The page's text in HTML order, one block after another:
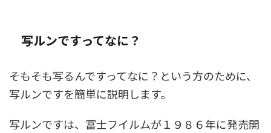
写ルンですってなに？
そもそも写るんですってなに？という方のために、
写ルンですを簡単に説明します。
写ルンですは、富士フイルムが１９８６年に発売開